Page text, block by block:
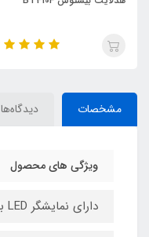
مشخصات دیدگاه‌ها
ویژگی های محصول
دارای نمایشگر LED با کیفیت ۵W با نور بالا